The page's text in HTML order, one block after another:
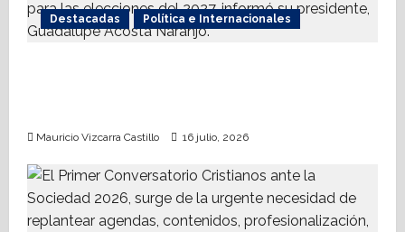
Destacadas Política e Internacionales
Mauricio Vizcarra Castillo 16 julio, 2026